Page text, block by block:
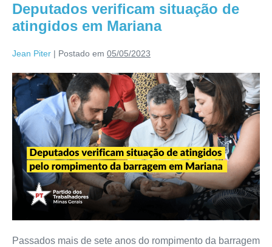
Deputados verificam situação de
atingidos em Mariana
Jean Piter | Postado em 05/05/2023
Passados mais de sete anos do rompimento da barragem